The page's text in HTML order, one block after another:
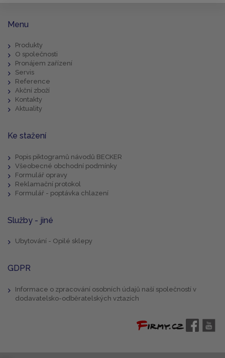
Menu
Produkty
O společnosti
Pronájem zařízení
Servis
Reference
Akční zboží
Kontakty
Aktuality
Ke stažení
Popis piktogramů návodů BECKER
Všeobecné obchodní podmínky
Formulář opravy
Reklamační protokol
Formulář - poptávka chlazení
Služby - jiné
Ubytování - Opilé sklepy
GDPR
Informace o zpracování osobních údajů naší společností v
dodavatelsko-odběratelských vztazích